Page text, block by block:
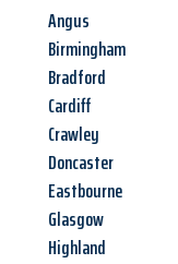
Angus
Birmingham
Bradford
Cardiff
Crawley
Doncaster
Eastbourne
Glasgow
Highland